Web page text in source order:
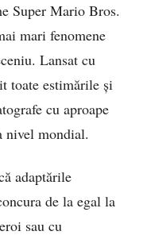
Super Mario Bros.
mari fenomene
Lansat cu
toate estimările și
cu aproape
nivel mondial.
adaptările
de la egal la
sau cu